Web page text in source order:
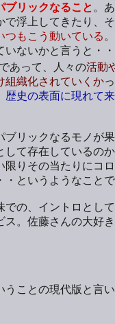
ブリックなること 。
で浮上してきたり、
つもこう動いている 。
いないかと言うと・・
あって、人々の活動
組織化されていくか
歴史の表面に現れて
リックなるモノが
して存在しているの
限りその当たりにコ
・というようなこと
での、イントロとし
ス。佐藤さんの大好
うことの現代版と言